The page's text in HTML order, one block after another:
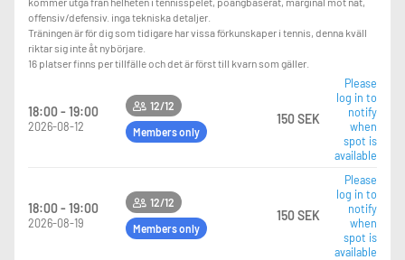
offensiv/defensiv. inga tekniska detaljer.
Träningen är för dig som tidigare har vissa förkunskaper i tennis, denna kväll
riktar sig inte åt nybörjare.
16 platser finns per tillfälle och det är först till kvarn som gäller.
18:00 - 19:00
2026-08-12
12/12
Members only
150 SEK
Please
log in to
notify
when
spot is
available
18:00 - 19:00
2026-08-19
12/12
Members only
150 SEK
Please
log in to
notify
when
spot is
available